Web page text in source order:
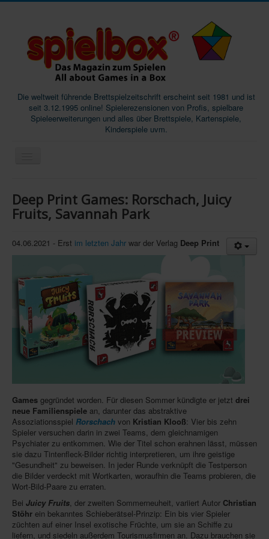
Die weltweit führende Brettspielzeitschrift erscheint seit 1981 und ist
seit 3.12.1995 online! Spielerezensionen von Profis, spielbare
Spieleerweiterungen und alles über Brettspiele, Kartenspiele,
Kinderspiele uvm.
Magazine
Podcast
Infos
Shop
Download spielbox Special 2025
Newsletter
Neuheiten-New Games
Köpfe-Heads
Preise-Awards
Branchen-/Wirtschaftsnews
Interviews
Crowdfunding
Veranstaltungen-Events
Deep Print Games: Rorschach, Juicy
Fruits, Savannah Park
04.06.2021 - Erst im letzten Jahr war der Verlag Deep Print
Games gegründet worden. Für diesen Sommer kündigte er jetzt drei
neue Familienspiele an, darunter das abstraktive
Assoziationsspiel Rorschach von Kristian Klooß: Vier bis zehn
Spieler versuchen darin in zwei Teams, dem gleichnamigen
Psychiater zu entkommen. Wie der Titel schon erahnen lässt, müssen
sie dazu Tintenfleck-Bilder richtig interpretieren, um ihre geistige
"Gesundheit" zu beweisen. In jeder Runde verknüpft die Testperson
die Bilder verdeckt mit Wortkarten, woraufhin die Teams probieren, die
Wort-Bild-Paare zu erraten.
Bei Juicy Fruits , der zweiten Sommerneuheit, variiert Autor Christian
Stöhr ein bekanntes Schieberätsel-Prinzip: Ein bis vier Spieler
züchten auf einer Insel exotische Früchte, um sie an Schiffe zu
liefern, und siedeln außerdem Tourismusfirmen an. Dazu brauchen sie